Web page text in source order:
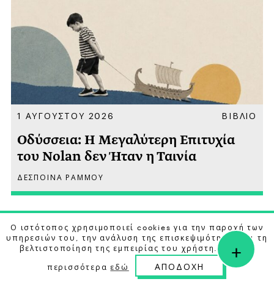
1 ΑΥΓΟΥΣΤΟΥ 2026 ΒΙΒΛΙΟ
Οδύσσεια: Η Μεγαλύτερη Επιτυχία
του Nolan δεν Ήταν η Ταινία
ΔΕΣΠΟΙΝΑ ΡΑΜΜΟΥ
Ο ιστότοπος χρησιμοποιεί cookies για την παροχή των
υπηρεσιών του, την ανάλυση της επισκεψιμότητας και τη
βελτιστοποίηση της εμπειρίας του χρήστη. Μάθετε
περισσότεραεδώ ΑΠΟΔΟΧΗ
+